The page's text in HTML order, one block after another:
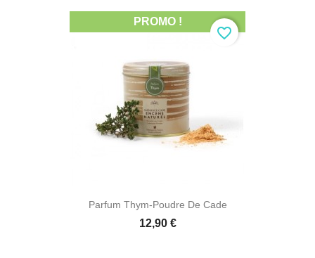
Parfum Thym-Poudre De Cade
12,90 €
PROMO !
favorite_border